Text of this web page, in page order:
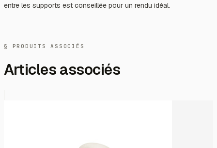
entre les supports est conseillée pour un rendu idéal.
§ PRODUITS ASSOCIÉS
Articles associés